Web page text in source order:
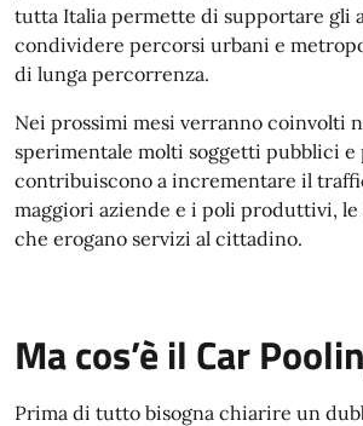
tutta Italia permette di supportare gli
condividere percorsi urbani e
di lunga percorrenza.
Nei prossimi mesi verranno coinvolti
sperimentale molti soggetti pubblici e
contribuiscono a incrementare il
maggiori aziende e i poli produttivi, le
che erogano servizi al cittadino.
Ma cos’è il Car
Prima di tutto bisogna chiarire un